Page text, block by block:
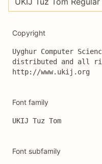
Copyright
Uyghur Computer
distributed and all
http://www.ukij.org
Font family
UKIJ Tuz Tom
Font subfamily